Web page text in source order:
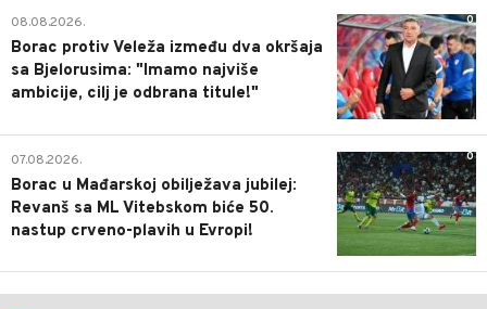
0
08.08.2026.
Borac protiv Veleža između dva okršaja
sa Bjelorusima: "Imamo najviše
ambicije, cilj je odbrana titule!"
0
07.08.2026.
Borac u Mađarskoj obilježava jubilej:
Revanš sa ML Vitebskom biće 50.
nastup crveno-plavih u Evropi!